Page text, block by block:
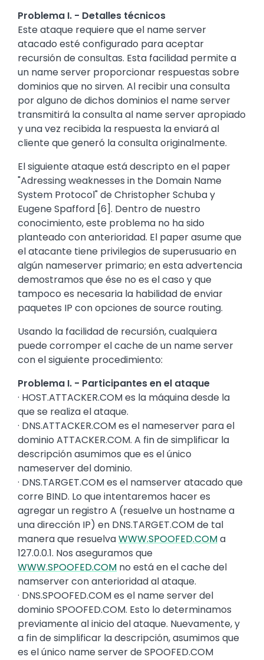
Problema I. - Detalles técnicos
Este ataque requiere que el name server
atacado esté configurado para aceptar
recursión de consultas. Esta facilidad permite a
un name server proporcionar respuestas sobre
dominios que no sirven. Al recibir una consulta
por alguno de dichos dominios el name server
transmitirá la consulta al name server apropiado
y una vez recibida la respuesta la enviará al
cliente que generó la consulta originalmente.
El siguiente ataque está descripto en el paper
"Adressing weaknesses in the Domain Name
System Protocol" de Christopher Schuba y
Eugene Spafford [6]. Dentro de nuestro
conocimiento, este problema no ha sido
planteado con anterioridad. El paper asume que
el atacante tiene privilegios de superusuario en
algún nameserver primario; en esta advertencia
demostramos que ése no es el caso y que
tampoco es necesaria la habilidad de enviar
paquetes IP con opciones de source routing.
Usando la facilidad de recursión, cualquiera
puede corromper el cache de un name server
con el siguiente procedimiento:
Problema I. - Participantes en el ataque
· HOST.ATTACKER.COM es la máquina desde la
que se realiza el ataque.
· DNS.ATTACKER.COM es el nameserver para el
dominio ATTACKER.COM. A fin de simplificar la
descripción asumimos que es el único
nameserver del dominio.
· DNS.TARGET.COM es el namserver atacado que
corre BIND. Lo que intentaremos hacer es
agregar un registro A (resuelve un hostname a
una dirección IP) en DNS.TARGET.COM de tal
manera que resuelvaWWW.SPOOFED.COMa
127.0.0.1. Nos aseguramos que
WWW.SPOOFED.COM no está en el cache del
namserver con anterioridad al ataque.
· DNS.SPOOFED.COM es el name server del
dominio SPOOFED.COM. Esto lo determinamos
previamente al inicio del ataque. Nuevamente, y
a fin de simplificar la descripción, asumimos que
es el único name server de SPOOFED.COM